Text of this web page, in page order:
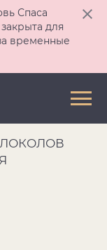
Спаса
для
временные